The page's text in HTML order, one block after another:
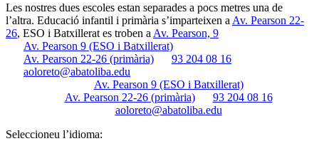
Les nostres dues escoles estan separades a pocs metres una de
l’altra. Educació infantil i primària s’imparteixen a Av. Pearson 22-
26, ESO i Batxillerat es troben a Av. Pearson, 9
Av. Pearson 9 (ESO i Batxillerat)
Av. Pearson 22-26 (primària)
93 204 08 16
aoloreto@abatoliba.edu
Av. Pearson 9 (ESO i Batxillerat)
Av. Pearson 22-26 (primària)
93 204 08 16
aoloreto@abatoliba.edu
Seleccioneu l’idioma: